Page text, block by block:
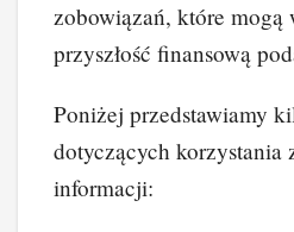
zobowiązań, które mogą
przyszłość finansową
Poniżej przedstawiamy
dotyczących korzystania
informacji: